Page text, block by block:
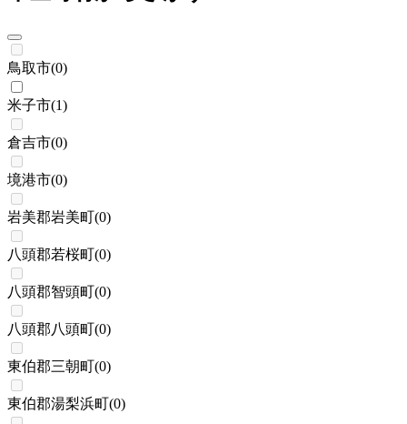
鳥取市(0)
米子市(1)
倉吉市(0)
境港市(0)
岩美郡岩美町(0)
八頭郡若桜町(0)
八頭郡智頭町(0)
八頭郡八頭町(0)
東伯郡三朝町(0)
東伯郡湯梨浜町(0)